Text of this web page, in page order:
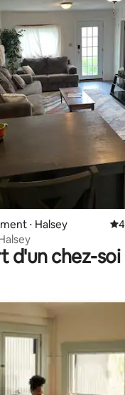
la base de 22
⋅ Halsey
d'un chez-